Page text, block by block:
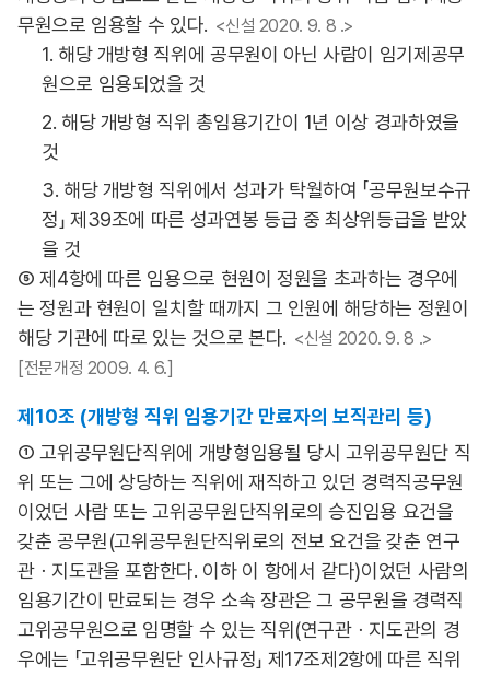
무원으로 임용할 수 있다. <신설 2020. 9. 8 .>
1. 해당 개방형 직위에 공무원이 아닌 사람이 임기제공무
원으로 임용되었을 것
2. 해당 개방형 직위 총임용기간이 1년 이상 경과하였을
것
3. 해당 개방형 직위에서 성과가 탁월하여 「공무원보수규
정」 제39조에 따른 성과연봉 등급 중 최상위등급을 받았
을 것
⑤ 제4항에 따른 임용으로 현원이 정원을 초과하는 경우에
는 정원과 현원이 일치할 때까지 그 인원에 해당하는 정원이
해당 기관에 따로 있는 것으로 본다. <신설 2020. 9. 8 .>
[전문개정 2009. 4. 6.]
제10조 (개방형 직위 임용기간 만료자의 보직관리 등)
① 고위공무원단직위에 개방형임용될 당시 고위공무원단 직
위 또는 그에 상당하는 직위에 재직하고 있던 경력직공무원
이었던 사람 또는 고위공무원단직위로의 승진임용 요건을
갖춘 공무원(고위공무원단직위로의 전보 요건을 갖춘 연구
관ㆍ지도관을 포함한다. 이하 이 항에서 같다)이었던 사람의
임용기간이 만료되는 경우 소속 장관은 그 공무원을 경력직
고위공무원으로 임명할 수 있는 직위(연구관ㆍ지도관의 경
우에는 「고위공무원단 인사규정」 제17조제2항에 따른 직위